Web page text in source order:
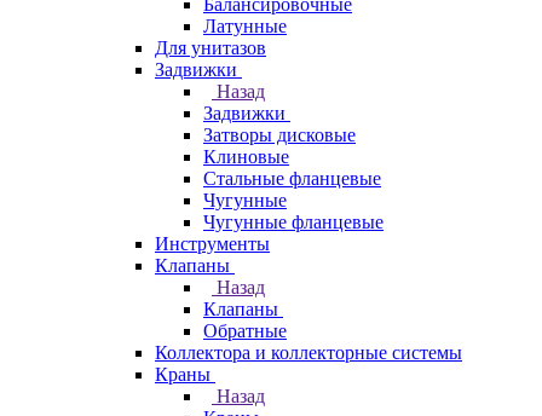
Балансировочные
Латунные
Для унитазов
Задвижки
Назад
Задвижки
Затворы дисковые
Клиновые
Стальные фланцевые
Чугунные
Чугунные фланцевые
Инструменты
Клапаны
Назад
Клапаны
Обратные
Коллектора и коллекторные системы
Краны
Назад